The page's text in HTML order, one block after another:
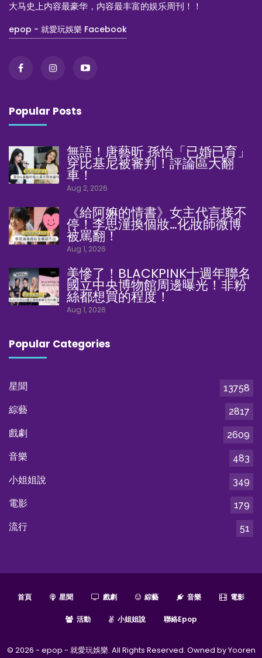
大马史上内容最豪华，内容最丰富的娱乐周刊！！
epop - 就愛玩娛樂 Facebook
Popular Posts
無語！唐藝昕 孫怡「已婚已育」
穿比基尼被審判！評論區大翻
車！
Aug 2, 2026
《給阿嫲的情書》女主代言接不
停！李思潼換個妝…化妝師微博
被罵翻！
Aug 1, 2026
美慘了！BLACKPINK十週年聯名
國立中央博物館周邊曝光！非粉
絲都想買的程度！
Aug 1, 2026
Popular Categories
星聞
13758
綜藝
2817
戲劇
2609
音樂
483
小姐姐說
349
電影
179
流行
51
首頁 星聞 戲劇 綜藝 音樂 電影
活動 小姐姐說 聯絡epop
© 2026 - epop - 就愛玩娛樂. All Rights Reserved. Owned by Yooren